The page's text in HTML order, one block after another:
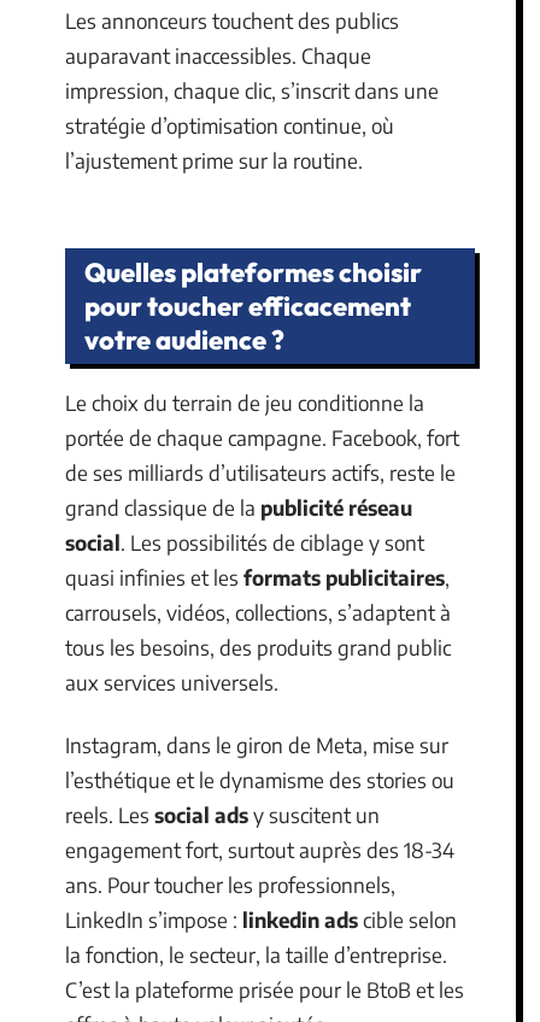
Les annonceurs touchent des publics
auparavant inaccessibles. Chaque
impression, chaque clic, s’inscrit dans une
stratégie d’optimisation continue, où
l’ajustement prime sur la routine.
Quelles plateformes choisir
pour toucher efficacement
votre audience ?
Le choix du terrain de jeu conditionne la
portée de chaque campagne. Facebook, fort
de ses milliards d’utilisateurs actifs, reste le
grand classique de la publicité réseau
social. Les possibilités de ciblage y sont
quasi infinies et les formats publicitaires,
carrousels, vidéos, collections, s’adaptent à
tous les besoins, des produits grand public
aux services universels.
Instagram, dans le giron de Meta, mise sur
l’esthétique et le dynamisme des stories ou
reels. Les social adsy suscitent un
engagement fort, surtout auprès des 18-34
ans. Pour toucher les professionnels,
LinkedIn s’impose : linkedin adscible selon
la fonction, le secteur, la taille d’entreprise.
C’est la plateforme prisée pour le BtoB et les